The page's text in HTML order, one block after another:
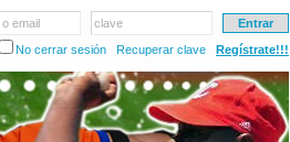
email
clave
No cerrar sesión
Recuperar clave Regístrate!!!